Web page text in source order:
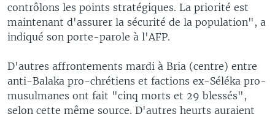
contrôlons les points stratégiques. La priorité est
maintenant d'assurer la sécurité de la population", a
indiqué son porte-parole à l'AFP.
D'autres affrontements mardi à Bria (centre) entre
anti-Balaka pro-chrétiens et factions ex-Séléka pro-
musulmanes ont fait "cinq morts et 29 blessés",
selon cette même source. D'autres heurts auraient